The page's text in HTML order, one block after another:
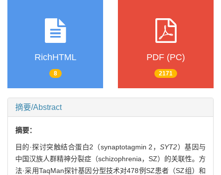
RichHTML
8
PDF (PC)
2171
摘要/Abstract
摘要：
目的·探讨突触结合蛋白2（synaptotagmin 2，SYT2）基因与
中国汉族人群精神分裂症（schizophrenia，SZ）的关联性。方
法·采用TaqMan探针基因分型技术对478例SZ患者（SZ组）和